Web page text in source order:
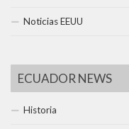
Noticias EEUU
ECUADOR NEWS
Historia